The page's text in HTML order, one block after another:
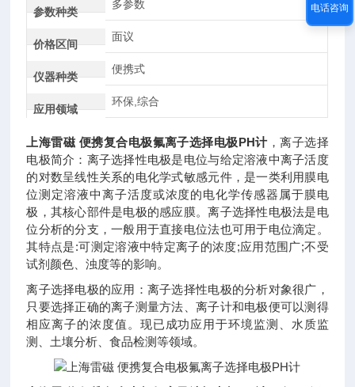
参数种类
多参数
价格区间
面议
仪器种类
便携式
应用领域
环保,综合
上海雷磁 便携复合电极氟离子选择电极PH计，离子选择
电极简介：离子选择性电极是电位与给定溶液中离子活度
的对数呈线性关系的电化学式敏感元件，是一类利用膜电
位测定溶液中离子活度或浓度的电化学传感器属于膜电
极，其核心部件是电极的感应膜。离子选择性电极法是电
位分析的分支，一般用于直接电位法也可用于电位滴定。
其特点是:可测定溶液中特定离子的浓度;应用范围广;不受
试剂颜色、浊度等的影响。
离子选择电极的应用：离子选择性电极的分析对象很广，
只要选择正确的离子测量方法、离子计和电极便可以测得
相应离子的浓度值。现已成功应用于环境监测、水质监
测、土壤分析、食品检测等领域。
电话咨询